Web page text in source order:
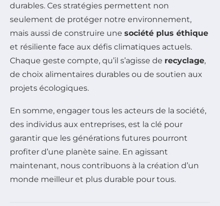
durables. Ces stratégies permettent non
seulement de protéger notre environnement,
mais aussi de construire une société plus éthique
et résiliente face aux défis climatiques actuels.
Chaque geste compte, qu’il s’agisse de recyclage,
de choix alimentaires durables ou de soutien aux
projets écologiques.
En somme, engager tous les acteurs de la société,
des individus aux entreprises, est la clé pour
garantir que les générations futures pourront
profiter d’une planète saine. En agissant
maintenant, nous contribuons à la création d’un
monde meilleur et plus durable pour tous.